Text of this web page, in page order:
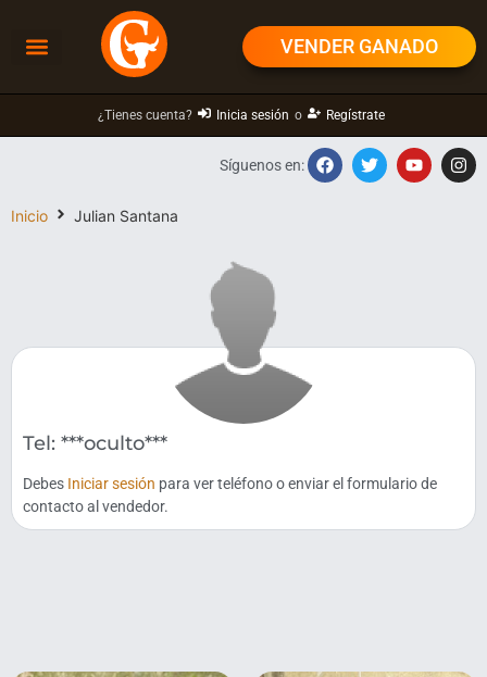
VENDER GANADO
¿Tienes cuenta? Inicia sesión o Regístrate
Inicio Julian Santana
Síguenos en:
Tel: ***oculto***
Debes Iniciar sesión para ver teléfono o enviar el formulario de
contacto al vendedor.